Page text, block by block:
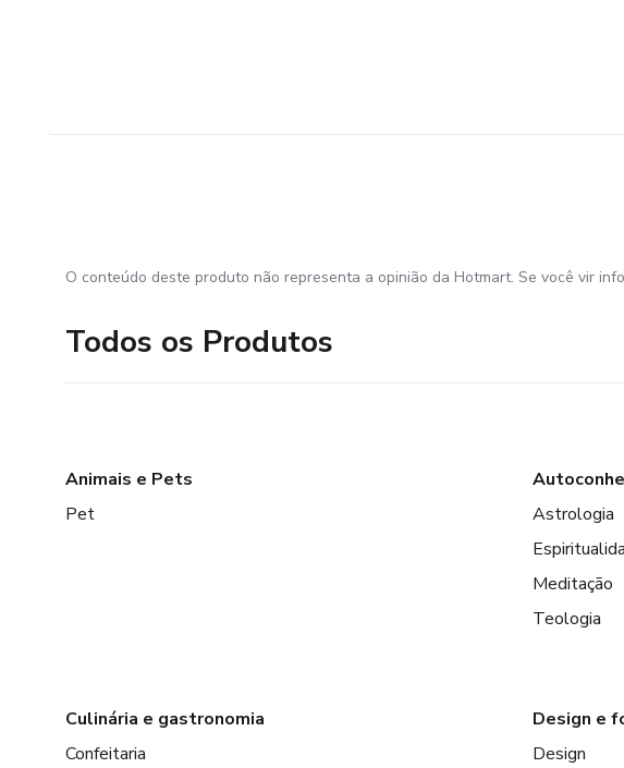
O conteúdo deste produto não representa a opinião da Hotmart. Se você vir
Todos os Produtos
Animais e Pets
Pet
Astrologia
Meditação
Teologia
Culinária e gastronomia
Confeitaria
Design e
Design